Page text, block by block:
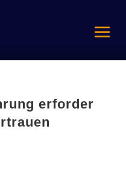
erforder